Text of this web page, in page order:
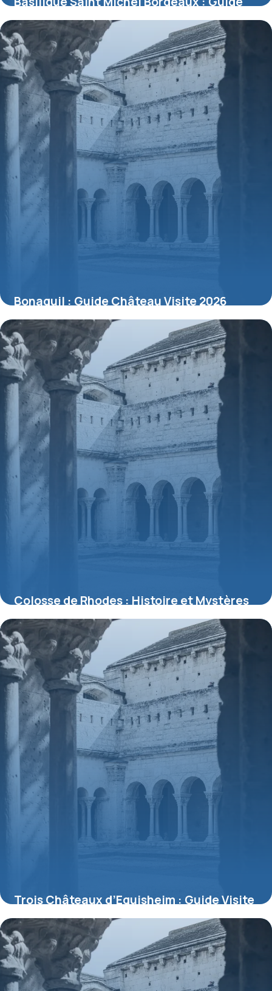
Visite 2026
11 juillet 2026
Bonaguil : Guide Château Visite 2026
10 juillet 2026
Colosse de Rhodes : Histoire et Mystères
2026
9 juillet 2026
Trois Châteaux d’Eguisheim : Guide Visite
Complet
8 juillet 2026